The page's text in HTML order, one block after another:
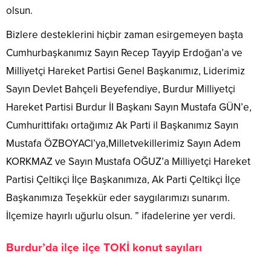
olsun.
Bizlere desteklerini hiçbir zaman esirgemeyen başta
Cumhurbaşkanımız Sayın Recep Tayyip Erdoğan’a ve
Milliyetçi Hareket Partisi Genel Başkanımız, Liderimiz
Sayın Devlet Bahçeli Beyefendiye, Burdur Milliyetçi
Hareket Partisi Burdur İI Başkanı Sayın Mustafa GÜN’e,
Cumhurittifakı ortağımız Ak Parti il Başkanımız Sayın
Mustafa ÖZBOYACl’ya,Milletvekillerimiz Sayın Adem
KORKMAZ ve Sayın Mustafa OĞUZ’a Milliyetçi Hareket
Partisi Çeltikçi İlçe Başkanımıza, Ak Parti Çeltikçi İlçe
Başkanımıza Teşekkür eder saygılarımızı sunarım.
İlçemize hayırlı uğurlu olsun. ” ifadelerine yer verdi.
Burdur’da ilçe ilçe TOKİ konut sayıları